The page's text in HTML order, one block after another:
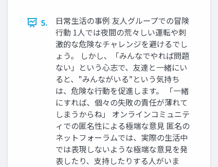
5.
日常生活の事例 友人グループでの冒険
行動 1人では夜間の荒々しい運転や刺
激的な危険なチャレンジを避けるでし
ょう。 しかし、「みんなでやれば問題
ない」という心志で、友達と一緒にい
ると、"みんながいる"という気持ち
は、危険な行動を促進します。 「一緒
にすれば、個々の失敗の責任が薄れて
しまうからね」 オンラインコミュニテ
ィでの匿名性による極端な意見 匿名の
ネットフォーラムでは、実際の生活中
では表現しないような極端な意見を発
表したり、支持したりする人がいま